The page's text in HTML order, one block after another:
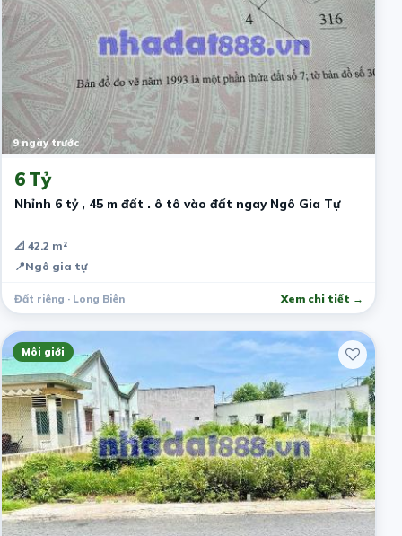
9 ngày trước
6 Tỷ
Nhỉnh 6 tỷ , 45 m đất . ô tô vào đất ngay Ngô Gia Tự
📐 42.2 m²
📍Ngô gia tự
Đất riêng · Long Biên Xem chi tiết →
Môi giới